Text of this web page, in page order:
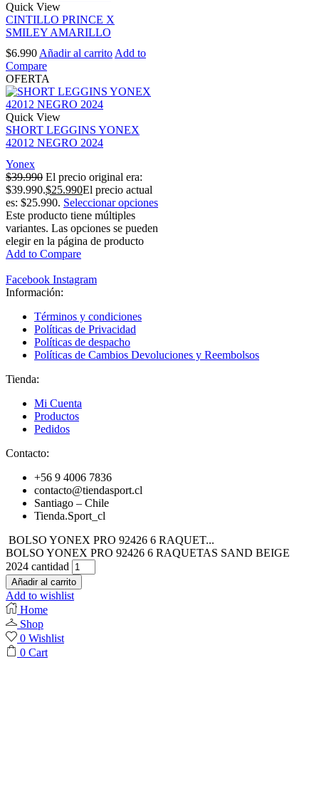
Quick View
CINTILLO PRINCE X
SMILEY AMARILLO
$6.990 Añadir al carrito Add to
Compare
OFERTA
Quick View
SHORT LEGGINS YONEX
42012 NEGRO 2024
Yonex
$39.990 El precio original era:
$39.990.$25.990El precio actual
es: $25.990. Seleccionar opciones
Este producto tiene múltiples
variantes. Las opciones se pueden
elegir en la página de producto
Add to Compare
Facebook Instagram
Información:
Términos y condiciones
Políticas de Privacidad
Políticas de despacho
Políticas de Cambios Devoluciones y Reembolsos
Tienda:
Mi Cuenta
Productos
Pedidos
Contacto:
+56 9 4006 7836
contacto@tiendasport.cl
Santiago – Chile
Tienda.Sport_cl
BOLSO YONEX PRO 92426 6 RAQUET...
BOLSO YONEX PRO 92426 6 RAQUETAS SAND BEIGE
2024 cantidad
Añadir al carrito
Add to wishlist
Home
Shop
0 Wishlist
0 Cart